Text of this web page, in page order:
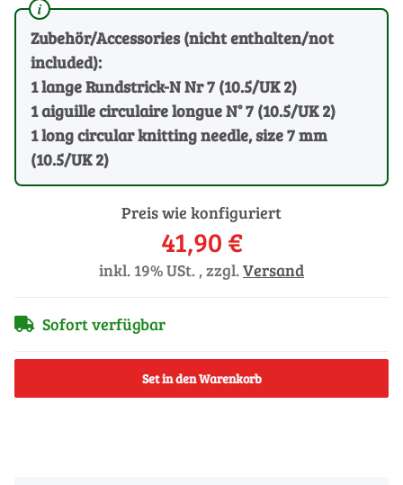
Zubehör/Accessories (nicht enthalten/not
included):
1 lange Rundstrick-N Nr 7 (10.5/UK 2)
1 aiguille circulaire longue N° 7 (10.5/UK 2)
1 long circular knitting needle, size 7 mm
(10.5/UK 2)
Preis wie konfiguriert
41,90 €
inkl. 19% USt. , zzgl.Versand
Sofort verfügbar
Set in den Warenkorb